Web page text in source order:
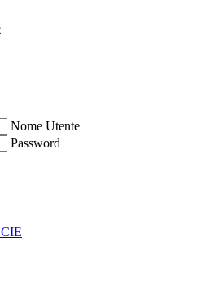
Nome Utente
Password